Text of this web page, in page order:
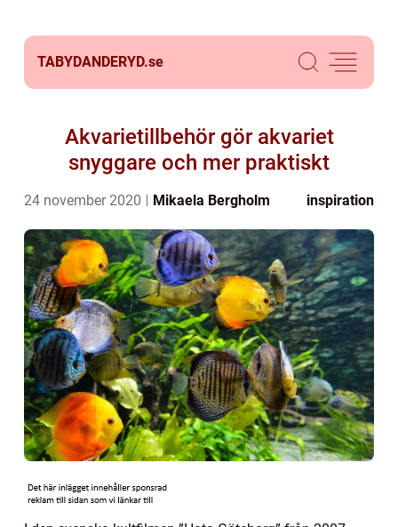
TABYDANDERYD.se
Akvarietillbehör gör akvariet
snyggare och mer praktiskt
24 november 2020 Mikaela Bergholm inspiration